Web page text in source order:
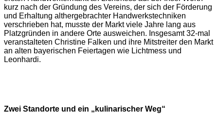
kurz nach der Gründung des Vereins, der sich der Förderung
und Erhaltung althergebrachter Handwerkstechniken
verschrieben hat, musste der Markt viele Jahre lang aus
Platzgründen in andere Orte ausweichen. Insgesamt 32-mal
veranstalteten Christine Falken und ihre Mitstreiter den Markt
an alten bayerischen Feiertagen wie Lichtmess und
Leonhardi.
Zwei Standorte und ein „kulinarischer Weg“